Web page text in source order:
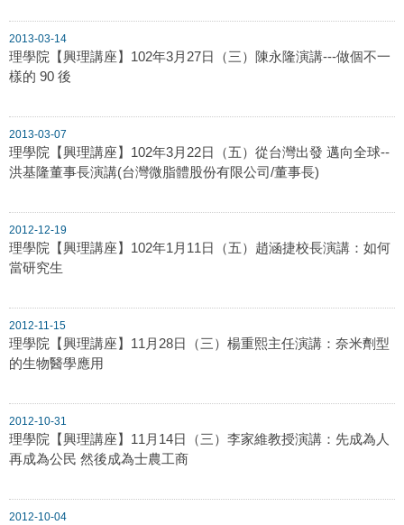
2013-03-14
理學院【興理講座】102年3月27日（三）陳永隆演講---做個不一
樣的 90 後
2013-03-07
理學院【興理講座】102年3月22日（五）從台灣出發 邁向全球--
洪基隆董事長演講(台灣微脂體股份有限公司/董事長)
2012-12-19
理學院【興理講座】102年1月11日（五）趙涵捷校長演講：如何
當研究生
2012-11-15
理學院【興理講座】11月28日（三）楊重熙主任演講：奈米劑型
的生物醫學應用
2012-10-31
理學院【興理講座】11月14日（三）李家維教授演講：先成為人
再成為公民 然後成為士農工商
2012-10-04